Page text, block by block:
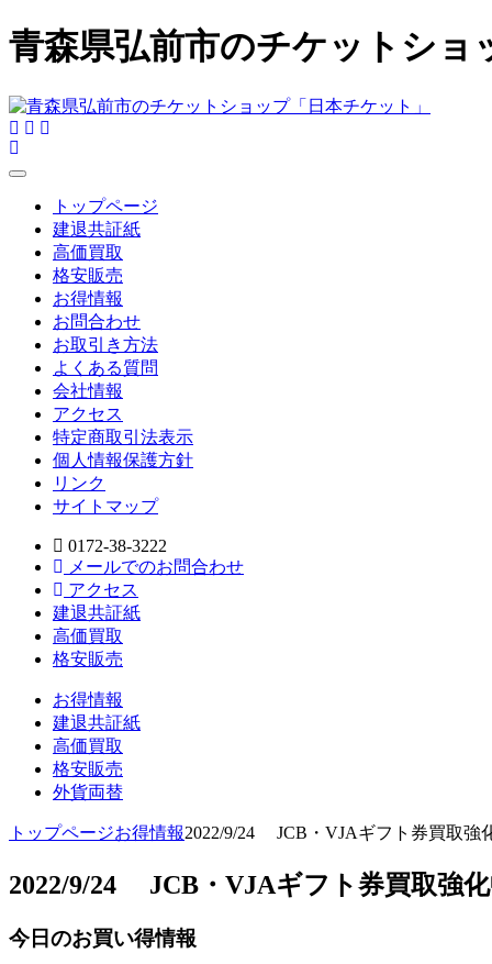
青森県弘前市のチケットショ
トップページ
建退共証紙
高価買取
格安販売
お得情報
お問合わせ
お取引き方法
よくある質問
会社情報
アクセス
特定商取引法表示
個人情報保護方針
リンク
サイトマップ
0172-38-3222
メールでのお問合わせ
アクセス
建退共証紙
高価買取
格安販売
お得情報
建退共証紙
高価買取
格安販売
外貨両替
トップページお得情報2022/9/24 JCB・VJAギフト券買取強
2022/9/24 JCB・VJAギフト券買取強
今日のお買い得情報